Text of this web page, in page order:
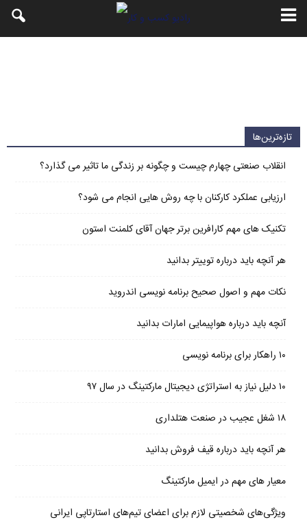
تازه‌ترین‌ها
انقلاب صنعتی چهارم چیست و چگونه بر زندگی ما تاثیر می گذارد؟
ارزیابی عملکرد کارکنان با چه روش هایی انجام می شود؟
تکنیک های مهم کارافرین برتر جهان آقای کلمنت استون
هر آنچه باید درباره توییتر بدانید
نکات مهم و اصول صحیح برنامه نویسی اندروید
آنچه باید درباره هواپیمایی امارات بدانید
۱۰ راهکار برای برنامه نویسی
۱۰ دلیل نیاز به استراتژی دیجیتال مارکتینگ در سال ۹۷
۱۸ شغل عجیب در صنعت هتلداری
هر آنچه باید درباره قیف فروش بدانید
معیار های مهم در ایمیل مارکتینگ
ویژگی‌های شخصیتی لازم برای اعضای تیم‌های استارتاپی ایرانی